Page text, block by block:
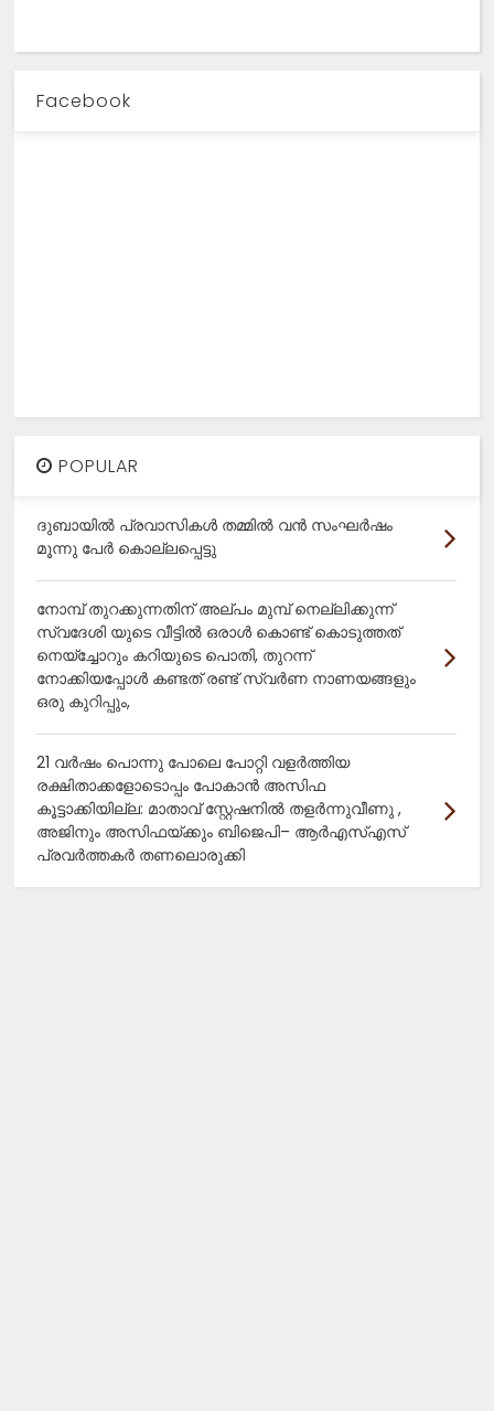
Facebook
POPULAR
ദുബായിൽ പ്രവാസികൾ തമ്മിൽ വൻ സംഘർഷം
മൂന്നു പേർ കൊല്ലപ്പെട്ടു
നോമ്പ് തുറക്കുന്നതിന് അല്പം മുമ്പ് നെല്ലിക്കുന്ന്
സ്വദേശി യുടെ വീട്ടിൽ ഒരാൾ കൊണ്ട് കൊടുത്തത്
നെയ്ച്ചോറും കറിയുടെ പൊതി, തുറന്ന്
നോക്കിയപ്പോൾ കണ്ടത് രണ്ട് സ്വർണ നാണയങ്ങളും
ഒരു കുറിപ്പും,
21 വർഷം പൊന്നു പോലെ പോറ്റി വളർത്തിയ
രക്ഷിതാക്കളോടൊപ്പം പോകാൻ അസിഫ
കൂട്ടാക്കിയില്ല: മാതാവ് സ്റ്റേഷനിൽ തളർന്നുവീണു ,
അജിനും അസിഫയ്ക്കും ബിജെപി– ആർഎസ്എസ്
പ്രവർത്തകർ തണലൊരുക്കി